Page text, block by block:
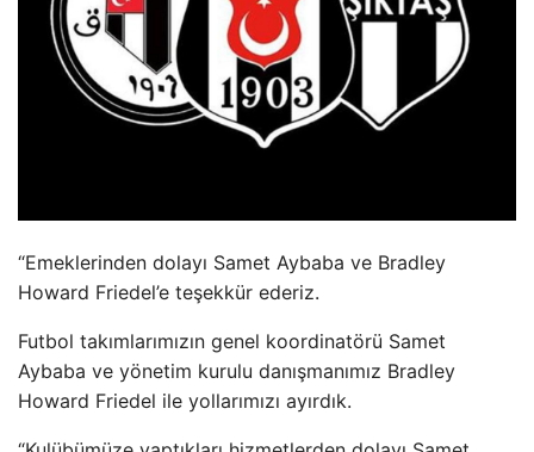
“Emeklerinden dolayı Samet Aybaba ve Bradley
Howard Friedel’e teşekkür ederiz.
Futbol takımlarımızın genel koordinatörü Samet
Aybaba ve yönetim kurulu danışmanımız Bradley
Howard Friedel ile yollarımızı ayırdık.